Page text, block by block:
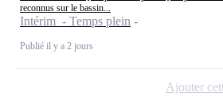
reconnus sur le bassin...
Intérim - Temps plein
Publié il y a 2 jours
Ajouter